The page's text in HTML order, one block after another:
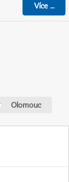
Více...
Olomouc